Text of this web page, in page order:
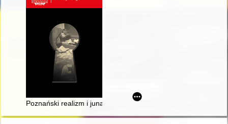
Poznański realizm i junacka fantazja" : wojskowe organizacje